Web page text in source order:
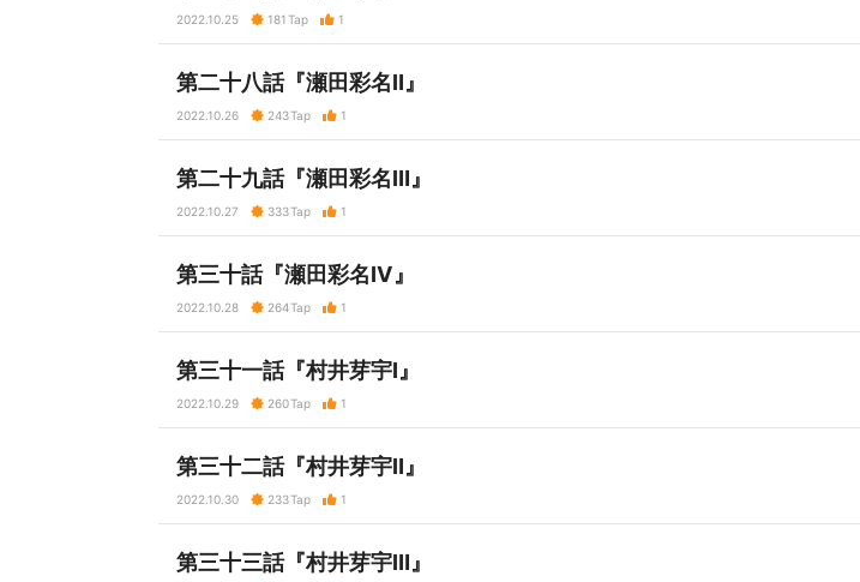
2022.10.25 181Tap 1
第二十八話『瀬田彩名Ⅱ』
2022.10.26 243Tap 1
第二十九話『瀬田彩名Ⅲ』
2022.10.27 333Tap 1
第三十話『瀬田彩名Ⅳ』
2022.10.28 264Tap 1
第三十一話『村井芽宇Ⅰ』
2022.10.29 260Tap 1
第三十二話『村井芽宇Ⅱ』
2022.10.30 233Tap 1
第三十三話『村井芽宇Ⅲ』